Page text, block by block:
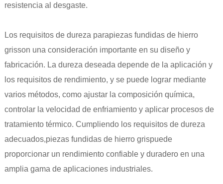
resistencia al desgaste.
Los requisitos de dureza parapiezas fundidas de hierro
grisson una consideración importante en su diseño y
fabricación. La dureza deseada depende de la aplicación y
los requisitos de rendimiento, y se puede lograr mediante
varios métodos, como ajustar la composición química,
controlar la velocidad de enfriamiento y aplicar procesos de
tratamiento térmico. Cumpliendo los requisitos de dureza
adecuados,piezas fundidas de hierro grispuede
proporcionar un rendimiento confiable y duradero en una
amplia gama de aplicaciones industriales.